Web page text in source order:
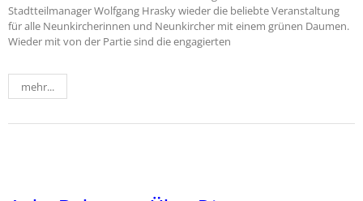
Stadtteilmanager Wolfgang Hrasky wieder die beliebte Veranstaltung
für alle Neunkircherinnen und Neunkircher mit einem grünen Daumen.
Wieder mit von der Partie sind die engagierten
mehr...